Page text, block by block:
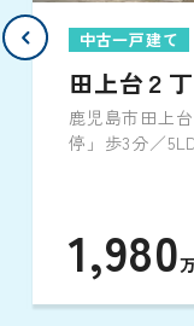
中古一戸建て
田上台２
鹿児島市田上
停」歩3分／
1,980